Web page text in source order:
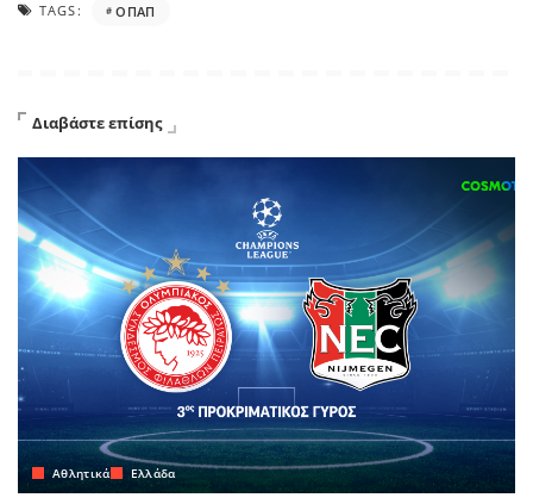
TAGS: ΟΠΑΠ
Διαβάστε επίσης
Αθλητικά Ελλάδα